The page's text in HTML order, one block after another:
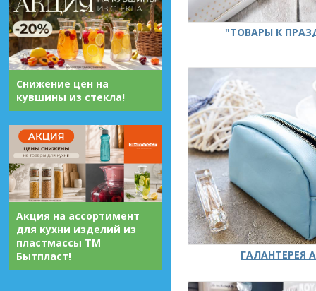
Снижение цен на
кувшины из стекла!
Акция на ассортимент
для кухни изделий из
пластмассы ТМ
Бытпласт!
"ТОВАРЫ К
ГАЛАНТЕРЕЯ